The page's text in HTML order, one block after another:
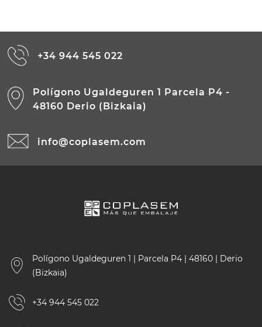
+34 944 545 022
Polígono Ugaldeguren 1 Parcela P4 -
48160 Derio (Bizkaia)
info@coplasem.com
Polígono Ugaldeguren 1 | Parcela P4 | 48160 | Derio
(Bizkaia)
+34 944 545 022